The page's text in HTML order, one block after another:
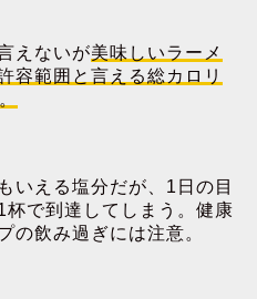
えないが美味しいラーメ
容範囲と言える総カロリ
いえる塩分だが、1日の目
で到達してしまう。健康
の飲み過ぎには注意。